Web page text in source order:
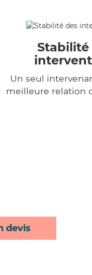
Stabilité
Un seul
meilleure relation
devis